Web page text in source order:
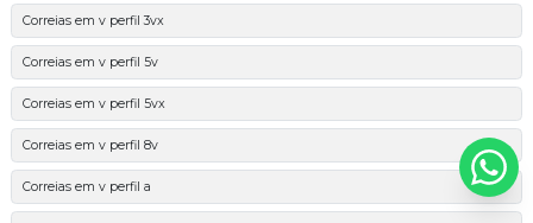
Correias em v perfil 3vx
Correias em v perfil 5v
Correias em v perfil 5vx
Correias em v perfil 8v
Correias em v perfil a